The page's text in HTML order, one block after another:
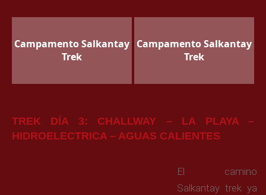
Campamento Salkantay
Trek
Campamento Salkantay
Trek
TREK DÍA 3: CHALLWAY – LA PLAYA –
HIDROELECTRICA – AGUAS CALIENTES
El camino
Salkantay trek ya